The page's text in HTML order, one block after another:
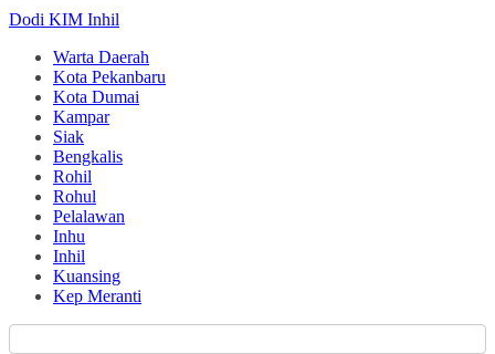
Dodi KIM Inhil
Warta Daerah
Kota Pekanbaru
Kota Dumai
Kampar
Siak
Bengkalis
Rohil
Rohul
Pelalawan
Inhu
Inhil
Kuansing
Kep Meranti